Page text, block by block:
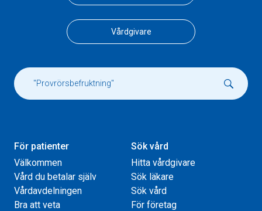
Vårdgivare
För patienter
Välkommen
Vård du betalar själv
Vårdavdelningen
Bra att veta
Sök vård
Hitta vårdgivare
Sök läkare
Sök vård
För företag